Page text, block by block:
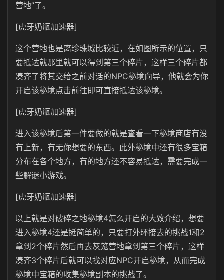
营地”了。
[虎牙奶瓶加速器]
这个营地也是离珍珠城比较近，在如图所示的位置，只
要抵达就那里就可以得到第三个碎片，这样三个碎片都
凑齐了将其交给之前对话的NPC秘境向导，他就会为你
开启该秘境点击前往即可直接抵达该秘境。
[虎牙奶瓶加速器]
进入该秘境后第一件要做的就是查看一下秘境商店有没
有上新，有无你想要的东西。此外秘境中还有很多宝箱
分布在各个地方，有的地方还不容易抵达，需要完成一
些解谜小游戏。
[虎牙奶瓶加速器]
以上就是对破碎之地秘境4怎么开启的大致介绍，想要
进入秘境4还是挺简单的，只要打外环接去的挑战1和2
拿到2个碎片然后再去灰笼营地拿到第三个碎片，这样
凑齐3个碎片后就可以找对应NPC开启秘境，从而完成
秘境中宝箱的收集秘境副本的挑战了。